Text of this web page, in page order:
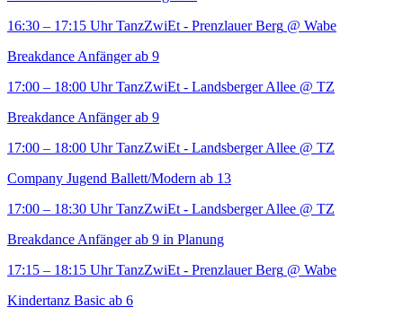
16:30 – 17:15 Uhr TanzZwiEt - Prenzlauer Berg @ Wabe
Breakdance Anfänger ab 9
17:00 – 18:00 Uhr TanzZwiEt - Landsberger Allee @ TZ
Breakdance Anfänger ab 9
17:00 – 18:00 Uhr TanzZwiEt - Landsberger Allee @ TZ
Company Jugend Ballett/Modern ab 13
17:00 – 18:30 Uhr TanzZwiEt - Landsberger Allee @ TZ
Breakdance Anfänger ab 9 in Planung
17:15 – 18:15 Uhr TanzZwiEt - Prenzlauer Berg @ Wabe
Kindertanz Basic ab 6